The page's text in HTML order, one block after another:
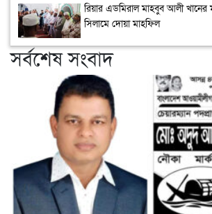
রিয়ার এডমিরাল মাহবুব আলী খানের
সিলামে দোয়া মাহফিল
সর্বশেষ সংবাদ